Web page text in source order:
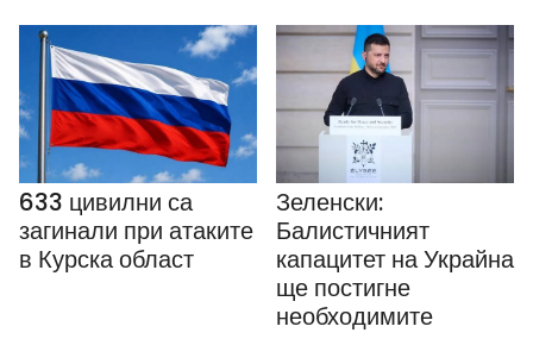
633 цивилни са
загинали при атаките
в Курска област
Зеленски:
Балистичният
капацитет на Украйна
ще постигне
необходимите